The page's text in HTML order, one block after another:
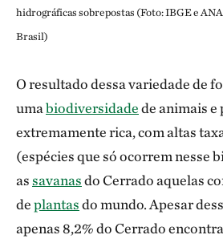
hidrográficas sobrepostas (Foto: IBGE e
Brasil)
O resultado dessa variedade de
umabiodiversidadede animais e
extremamente rica, com altas
(espécies que só ocorrem nesse
assavanasdo Cerrado aquelas
deplantasdo mundo. Apesar
apenas 8,2% do Cerrado